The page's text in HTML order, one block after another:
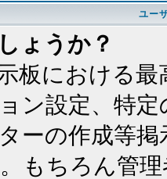
ユー
ょうか？
板における
ン設定、特
ーの作成等
もちろん管